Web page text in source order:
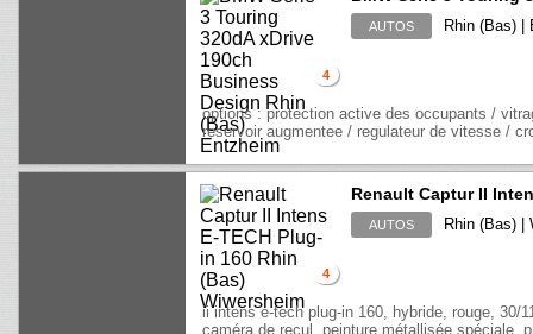
4
AUTOS Rhin (Bas) |
options : protection active des occupants /
reservoir augmentee / regulateur de vitesse /
4
Renault Captur II
AUTOS Rhin (Bas) |
ii intens e-tech plug-in 160, hybride, rouge, 30/
caméra de recul, peinture métallisée spéciale,